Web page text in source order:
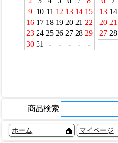
商品検索
ホーム マイページ